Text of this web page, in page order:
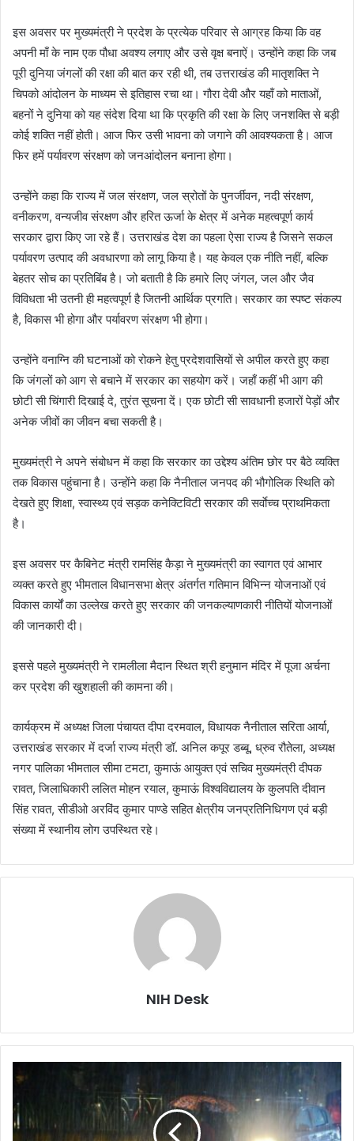
इस अवसर पर मुख्यमंत्री ने प्रदेश के प्रत्येक परिवार से आग्रह किया कि वह
अपनी माँ के नाम एक पौधा अवश्य लगाए और उसे वृक्ष बनाऐं। उन्होंने कहा कि जब
पूरी दुनिया जंगलों की रक्षा की बात कर रही थी, तब उत्तराखंड की मातृशक्ति ने
चिपको आंदोलन के माध्यम से इतिहास रचा था। गौरा देवी और यहॉं को माताओं,
बहनों ने दुनिया को यह संदेश दिया था कि प्रकृति की रक्षा के लिए जनशक्ति से बड़ी
कोई शक्ति नहीं होती। आज फिर उसी भावना को जगाने की आवश्यकता है। आज
फिर हमें पर्यावरण संरक्षण को जनआंदोलन बनाना होगा।
उन्होंने कहा कि राज्य में जल संरक्षण, जल स्रोतों के पुनर्जीवन, नदी संरक्षण,
वनीकरण, वन्यजीव संरक्षण और हरित ऊर्जा के क्षेत्र में अनेक महत्वपूर्ण कार्य
सरकार द्वारा किए जा रहे हैं। उत्तराखंड देश का पहला ऐसा राज्य है जिसने सकल
पर्यावरण उत्पाद की अवधारणा को लागू किया है। यह केवल एक नीति नहीं, बल्कि
बेहतर सोच का प्रतिबिंब है। जो बताती है कि हमारे लिए जंगल, जल और जैव
विविधता भी उतनी ही महत्वपूर्ण है जितनी आर्थिक प्रगति। सरकार का स्पष्ट संकल्प
है, विकास भी होगा और पर्यावरण संरक्षण भी होगा।
उन्होंने वनाग्नि की घटनाओं को रोकने हेतु प्रदेशवासियों से अपील करते हुए कहा
कि जंगलों को आग से बचाने में सरकार का सहयोग करें। जहाँ कहीं भी आग की
छोटी सी चिंगारी दिखाई दे, तुरंत सूचना दें। एक छोटी सी सावधानी हजारों पेड़ों और
अनेक जीवों का जीवन बचा सकती है।
मुख्यमंत्री ने अपने संबोधन में कहा कि सरकार का उद्देश्य अंतिम छोर पर बैठे व्यक्ति
तक विकास पहुंचाना है। उन्होंने कहा कि नैनीताल जनपद की भौगोलिक स्थिति को
देखते हुए शिक्षा, स्वास्थ्य एवं सड़क कनेक्टिविटी सरकार की सर्वाेच्च प्राथमिकता
है।
इस अवसर पर कैबिनेट मंत्री रामसिंह कैड़ा ने मुख्यमंत्री का स्वागत एवं आभार
व्यक्त करते हुए भीमताल विधानसभा क्षेत्र अंतर्गत गतिमान विभिन्न योजनाओं एवं
विकास कार्यों का उल्लेख करते हुए सरकार की जनकल्याणकारी नीतियों योजनाओं
की जानकारी दी।
इससे पहले मुख्यमंत्री ने रामलीला मैदान स्थित श्री हनुमान मंदिर में पूजा अर्चना
कर प्रदेश की खुशहाली की कामना की।
कार्यक्रम में अध्यक्ष जिला पंचायत दीपा दरमवाल, विधायक नैनीताल सरिता आर्या,
उत्तराखंड सरकार में दर्जा राज्य मंत्री डॉ. अनिल कपूर डब्बू, ध्रुव रौतेला, अध्यक्ष
नगर पालिका भीमताल सीमा टमटा, कुमाऊं आयुक्त एवं सचिव मुख्यमंत्री दीपक
रावत, जिलाधिकारी ललित मोहन रयाल, कुमाऊं विश्वविद्यालय के कुलपति दीवान
सिंह रावत, सीडीओ अरविंद कुमार पाण्डे सहित क्षेत्रीय जनप्रतिनिधिगण एवं बड़ी
संख्या में स्थानीय लोग उपस्थित रहे।
NIH Desk
विभाग
की
चेतावनी:
देहरादून